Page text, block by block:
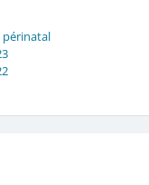
périnatal